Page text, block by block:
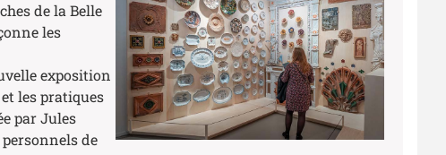
de la Belle
les
exposition
les pratiques
par Jules
de